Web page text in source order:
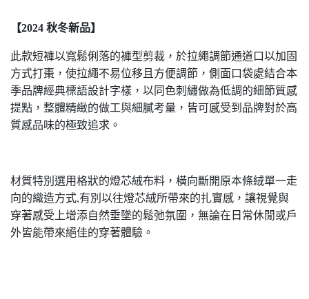
【2024 秋冬新品】
此款短褲以寬鬆俐落的褲型剪裁，於拉繩調節通道口以加固
方式打棗，使拉繩不易位移且方便調節，側面口袋處結合本
季品牌經典標語設計字樣，以同色刺繡做為低調的細節質感
提點，整體精緻的做工與細膩考量，皆可感受到品牌對於高
質感品味的極致追求。
材質特別選用格狀的燈芯絨布料，橫向斷開原本條絨單一走
向的織造方式,有別以往燈芯絨所帶來的扎實感，讓視覺與
穿著感受上增添自然垂墜的鬆弛氛圍，無論在日常休閒或戶
外皆能帶來絕佳的穿著體驗。